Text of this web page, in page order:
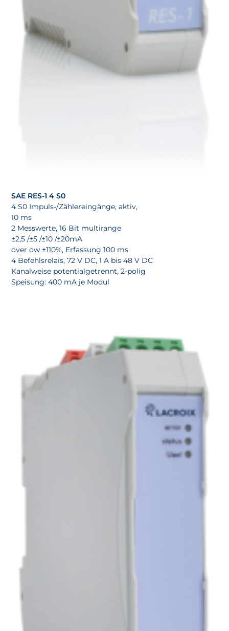
SAE RES-1 4 S0
4 S0 Impuls-/Zählereingänge, aktiv,
10 ms
2 Messwerte, 16 Bit multirange
±2,5 /±5 /±10 /±20mA
over ow ±110%, Erfassung 100 ms
4 Befehlsrelais, 72 V DC, 1 A bis 48 V DC
Kanalweise potentialgetrennt, 2-polig
Speisung: 400 mA je Modul